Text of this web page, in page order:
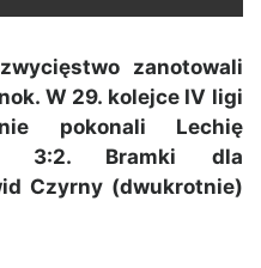
zanotowali
W 29. kolejce IV ligi
pokonali Lechię
3:2. Bramki dla
Czyrny (dwukrotnie)